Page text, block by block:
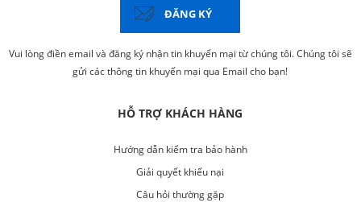
ĐĂNG KÝ
Vui lòng điền email và đăng ký nhận tin khuyến mại từ chúng tôi. Chúng tôi sẽ
gửi các thông tin khuyến mại qua Email cho bạn!
HỖ TRỢ KHÁCH HÀNG
Hướng dẫn kiểm tra bảo hành
Giải quyết khiếu nại
Câu hỏi thường gặp